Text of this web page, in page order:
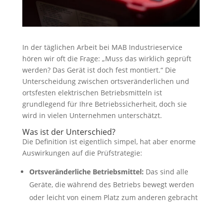
In der täglichen Arbeit bei MAB Industrieservice
hören wir oft die Frage: „Muss das wirklich geprüft
werden? Das Gerät ist doch fest montiert.“ Die
Unterscheidung zwischen ortsveränderlichen und
ortsfesten elektrischen Betriebsmitteln ist
grundlegend für Ihre Betriebssicherheit, doch sie
wird in vielen Unternehmen unterschätzt.
Was ist der Unterschied?
Die Definition ist eigentlich simpel, hat aber enorme
Auswirkungen auf die Prüfstrategie:
Ortsveränderliche Betriebsmittel: Das sind alle
Geräte, die während des Betriebs bewegt werden
oder leicht von einem Platz zum anderen gebracht